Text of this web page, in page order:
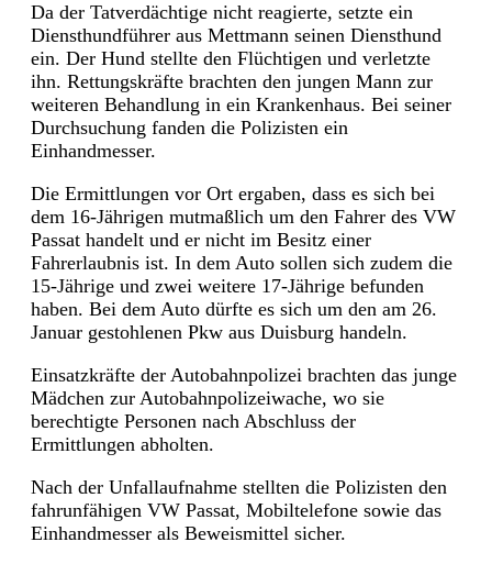
Da der Tatverdächtige nicht reagierte, setzte ein
Diensthundführer aus Mettmann seinen Diensthund
ein. Der Hund stellte den Flüchtigen und verletzte
ihn. Rettungskräfte brachten den jungen Mann zur
weiteren Behandlung in ein Krankenhaus. Bei seiner
Durchsuchung fanden die Polizisten ein
Einhandmesser.
Die Ermittlungen vor Ort ergaben, dass es sich bei
dem 16-Jährigen mutmaßlich um den Fahrer des VW
Passat handelt und er nicht im Besitz einer
Fahrerlaubnis ist. In dem Auto sollen sich zudem die
15-Jährige und zwei weitere 17-Jährige befunden
haben. Bei dem Auto dürfte es sich um den am 26.
Januar gestohlenen Pkw aus Duisburg handeln.
Einsatzkräfte der Autobahnpolizei brachten das junge
Mädchen zur Autobahnpolizeiwache, wo sie
berechtigte Personen nach Abschluss der
Ermittlungen abholten.
Nach der Unfallaufnahme stellten die Polizisten den
fahrunfähigen VW Passat, Mobiltelefone sowie das
Einhandmesser als Beweismittel sicher.